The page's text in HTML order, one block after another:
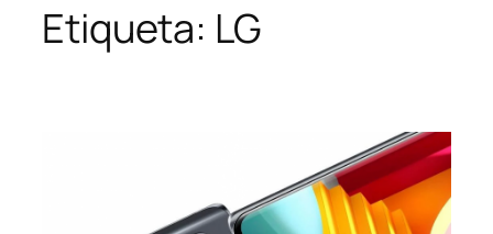
Etiqueta: LG